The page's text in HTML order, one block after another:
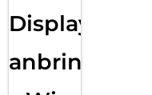
Displayfolie
anbringen